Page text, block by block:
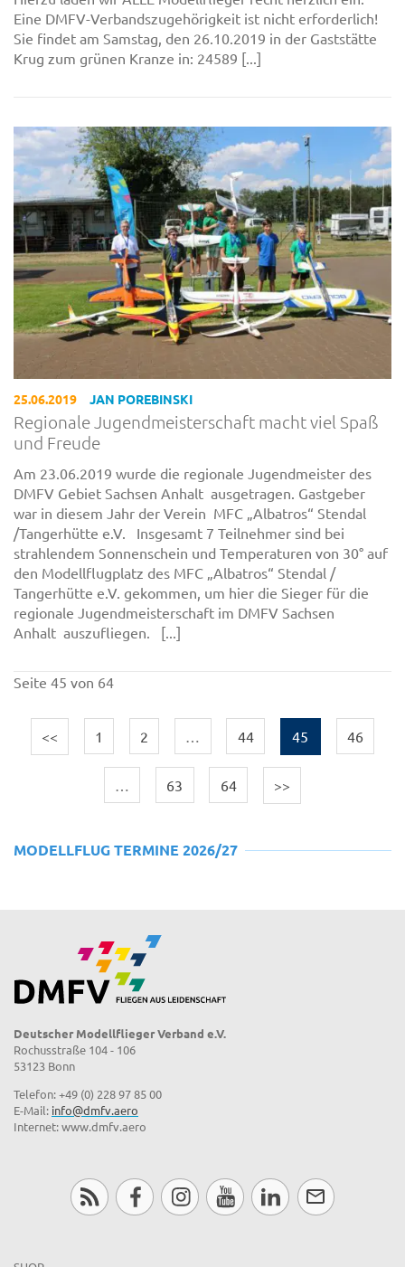
Eine DMFV-Verbandszugehörigkeit ist nicht erforderlich!
Sie findet am Samstag, den 26.10.2019 in der Gaststätte
Krug zum grünen Kranze in: 24589 [...]
25.06.2019 JAN POREBINSKI
Regionale Jugendmeisterschaft macht viel Spaß
und Freude
Am 23.06.2019 wurde die regionale Jugendmeister des
DMFV Gebiet Sachsen Anhalt ausgetragen. Gastgeber
war in diesem Jahr der Verein MFC „Albatros“ Stendal
/Tangerhütte e.V. Insgesamt 7 Teilnehmer sind bei
strahlendem Sonnenschein und Temperaturen von 30° auf
den Modellflugplatz des MFC „Albatros“ Stendal /
Tangerhütte e.V. gekommen, um hier die Sieger für die
regionale Jugendmeisterschaft im DMFV Sachsen
Anhalt auszufliegen. [...]
Seite 45 von 64
<< 1 2 … 44 45 46
63 64 >>
MODELLFLUG TERMINE 2026/27
Deutscher Modellflieger Verband e.V.
Rochusstraße 104 - 106
53123 Bonn
Telefon: +49 (0) 228 97 85 00
E-Mail: info@dmfv.aero
Internet: www.dmfv.aero